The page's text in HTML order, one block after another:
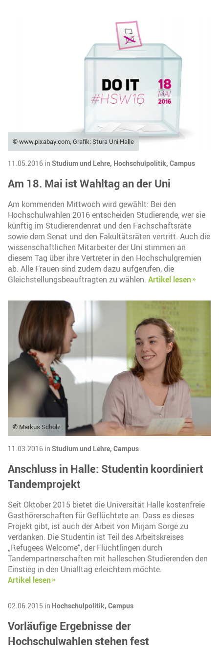
© www.pixabay.com, Grafik: Stura Uni Halle
11.05.2016 in Studium und Lehre, Hochschulpolitik, Campus
Am 18. Mai ist Wahltag an der Uni
Am kommenden Mittwoch wird gewählt: Bei den
Hochschulwahlen 2016 entscheiden Studierende, wer sie
künftig im Studierendenrat und den Fachschaftsräte
sowie dem Senat und den Fakultätsräten vertritt. Auch die
wissenschaftlichen Mitarbeiter der Uni stimmen an
diesem Tag über ihre Vertreter in den Hochschulgremien
ab. Alle Frauen sind zudem dazu aufgerufen, die
Gleichstellungsbeauftragten zu wählen. Artikel lesen
© Markus Scholz
11.03.2016 in Studium und Lehre, Campus
Anschluss in Halle: Studentin koordiniert
Tandemprojekt
Seit Oktober 2015 bietet die Universität Halle kostenfreie
Gasthörerschaften für Geflüchtete an. Dass es dieses
Projekt gibt, ist auch der Arbeit von Mirjam Sorge zu
verdanken. Die Studentin ist Teil des Arbeitskreises
„Refugees Welcome“, der Flüchtlingen durch
Tandempartnerschaften mit halleschen Studierenden den
Einstieg in den Unialltag erleichtern möchte.
Artikel lesen
02.06.2015 in Hochschulpolitik, Campus
Vorläufige Ergebnisse der
Hochschulwahlen stehen fest